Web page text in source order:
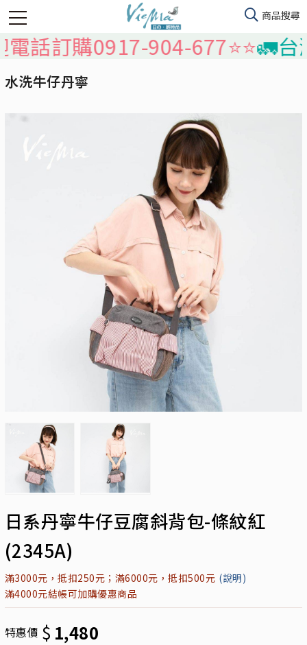
訂購0917-904-677⭐️⭐️🚛台灣本
水洗牛仔丹寧
日系丹寧牛仔豆腐斜背包-條紋紅
(2345A)
滿3000元，抵扣250元；滿6000元，抵扣500元 (說明)
滿4000元結帳可加購優惠商品
特惠價 $ 1,480